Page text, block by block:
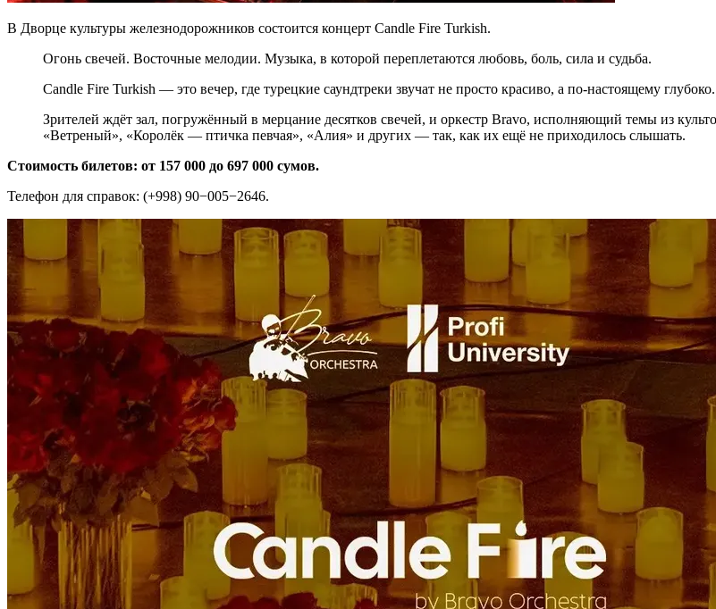
В Дворце культуры железнодорожников состоится концерт Candle Fire Turkish.
Огонь свечей. Восточные мелодии. Музыка, в которой переплетаются любовь, боль, сила и судьба.
Candle Fire Turkish — это вечер, где турецкие саундтреки звучат не просто красиво, а по-настоящему глубоко.
Зрителей ждёт зал, погружённый в мерцание десятков свечей, и оркестр Bravo, исполняющий темы из
«Ветреный», «Королёк — птичка певчая», «Алия» и других — так, как их ещё не приходилось слышать.
Стоимость билетов: от 157 000 до 697 000 сумов.
Телефон для справок: (+998) 90−005−2646.